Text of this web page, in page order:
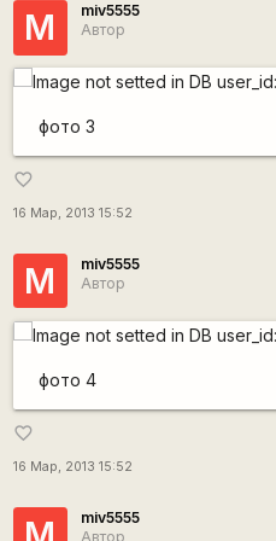
M
miv5555
Автор
фото 3
favorite_border
16 Мар, 2013 15:52
M
miv5555
Автор
фото 4
favorite_border
16 Мар, 2013 15:52
miv5555
Автор